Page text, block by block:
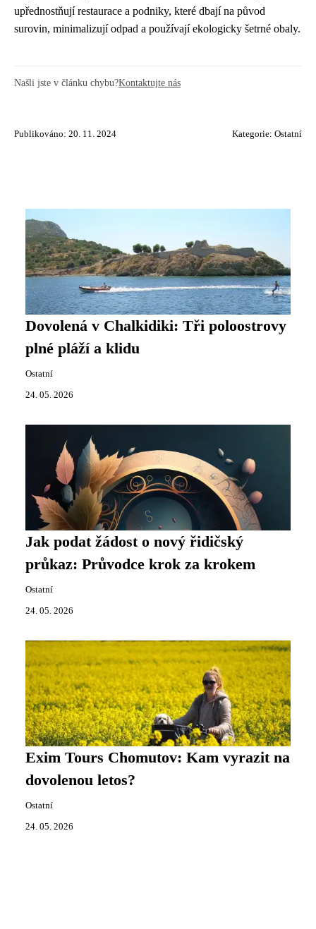
upřednostňují restaurace a podniky, které dbají na původ
surovin, minimalizují odpad a používají ekologicky šetrné obaly.
Našli jste v článku chybu?Kontaktujte nás
Publikováno: 20. 11. 2024 Kategorie: Ostatní
Dovolená v Chalkidiki: Tři poloostrovy
plné pláží a klidu
Ostatní
24. 05. 2026
Jak podat žádost o nový řidičský
průkaz: Průvodce krok za krokem
Ostatní
24. 05. 2026
Exim Tours Chomutov: Kam vyrazit na
dovolenou letos?
Ostatní
24. 05. 2026